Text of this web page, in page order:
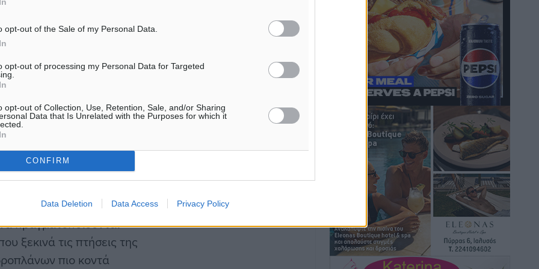
opt-out of the Sale of my Personal Data.
opt-out of processing my Personal Data for Targeted
opt-out of Collection, Use, Retention, Sale, and/or Sharing
Data that Is Unrelated with the Purposes for which it
CONFIRM
Data Deletion Data Access Privacy Policy
και ανάπτυξης των
έγκριση των υδάτινων
Αμοργός, Ανάφη,
Κέα, Κίμωλος, Κύθνος,
Πάρος, Ρόδος,
με υδροπλάνο το
πραγματοποιούνται
ξεκινά τις πτήσεις της
πιο κοντά
Ιδρυμα Ωνάση: Το όραμα πίσω από τα
δύο νέα σχολεία της Ρόδου
Συνεντεύξεις πριν 1 ώρα
Μιχάλης Χουρδάκης: «Η χώρα
χρειάζεται μια αξιόπιστη εναλλακτική
κυβερνητική πρόταση»
Συνεντεύξεις• πριν 1 ώρα
Σεβ. Μητροπολίτης Ρόδου κ. Κύριλλος:
«Ο Αύγουστος είναι ο μήνας της
Παναγίας και η Θεία Λειτουργία η
καρδιά της ζωής της Εκκλησίας»
Συνεντεύξεις πριν 2 ώρες
Πρέσβης της Βραζιλίας: «Η Ελλάδα και
η Βραζιλία έχουν τεράστιες ευκαιρίες
συνεργασίας – Η Ρόδος μπορεί να